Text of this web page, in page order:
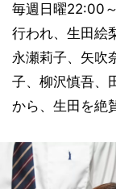
毎週日曜22:00
行われ、生田絵
永瀬莉子、矢吹
子、柳沢慎吾、
から、生田を絶